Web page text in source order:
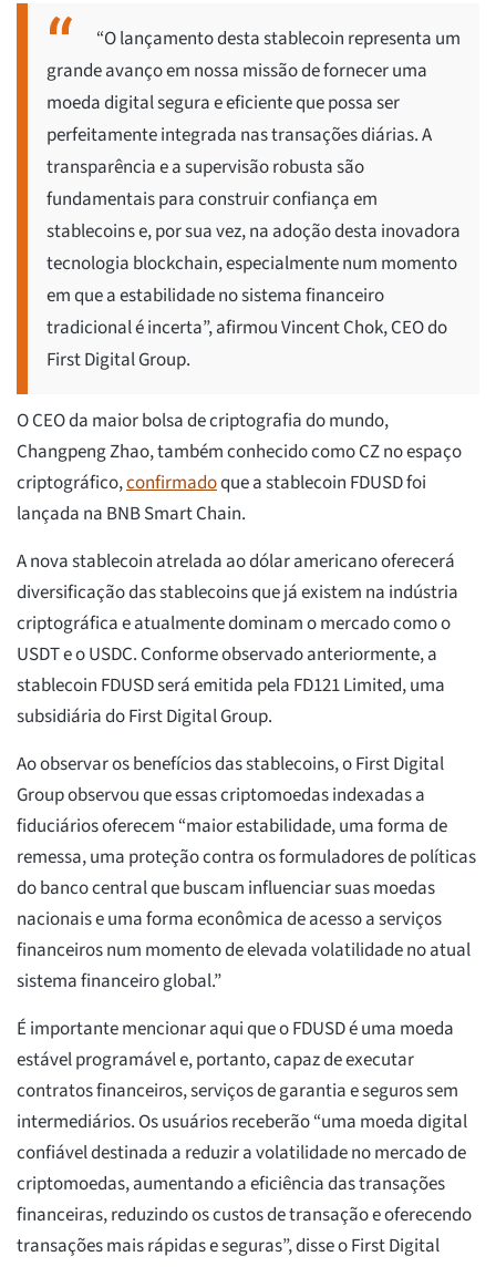
“O lançamento desta stablecoin representa um
grande avanço em nossa missão de fornecer uma
moeda digital segura e eficiente que possa ser
perfeitamente integrada nas transações diárias. A
transparência e a supervisão robusta são
fundamentais para construir confiança em
stablecoins e, por sua vez, na adoção desta inovadora
tecnologia blockchain, especialmente num momento
em que a estabilidade no sistema financeiro
tradicional é incerta”, afirmou Vincent Chok, CEO do
First Digital Group.
O CEO da maior bolsa de criptografia do mundo,
Changpeng Zhao, também conhecido como CZ no espaço
criptográfico,confirmadoque a stablecoin FDUSD foi
lançada na BNB Smart Chain.
A nova stablecoin atrelada ao dólar americano oferecerá
diversificação das stablecoins que já existem na indústria
criptográfica e atualmente dominam o mercado como o
USDT e o USDC. Conforme observado anteriormente, a
stablecoin FDUSD será emitida pela FD121 Limited, uma
subsidiária do First Digital Group.
Ao observar os benefícios das stablecoins, o First Digital
Group observou que essas criptomoedas indexadas a
fiduciários oferecem “maior estabilidade, uma forma de
remessa, uma proteção contra os formuladores de políticas
do banco central que buscam influenciar suas moedas
nacionais e uma forma econômica de acesso a serviços
financeiros num momento de elevada volatilidade no atual
sistema financeiro global.”
É importante mencionar aqui que o FDUSD é uma moeda
estável programável e, portanto, capaz de executar
contratos financeiros, serviços de garantia e seguros sem
intermediários. Os usuários receberão “uma moeda digital
confiável destinada a reduzir a volatilidade no mercado de
criptomoedas, aumentando a eficiência das transações
financeiras, reduzindo os custos de transação e oferecendo
transações mais rápidas e seguras”, disse o First Digital